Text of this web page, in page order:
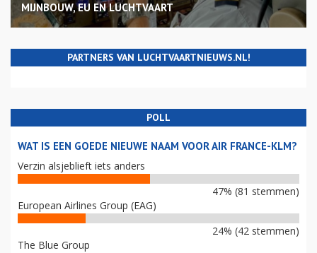
MIJNBOUW, EU EN LUCHTVAART
PARTNERS VAN LUCHTVAARTNIEUWS.NL!
POLL
WAT IS EEN GOEDE NIEUWE NAAM VOOR AIR FRANCE-KLM?
Verzin alsjeblieft iets anders
47% (81 stemmen)
European Airlines Group (EAG)
24% (42 stemmen)
The Blue Group